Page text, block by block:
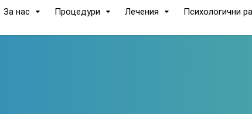
За нас Процедури Лечения Психологични